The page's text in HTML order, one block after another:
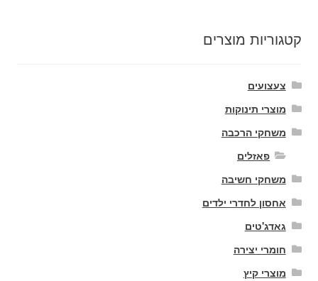
קטגוריות מוצרים
צעצועים
מוצרי תינוקות
משחקי הרכבה
פאזלים
משחקי חשיבה
אחסון לחדרי ילדים
גאדג'טים
חומרי יצירה
מוצרי קיץ